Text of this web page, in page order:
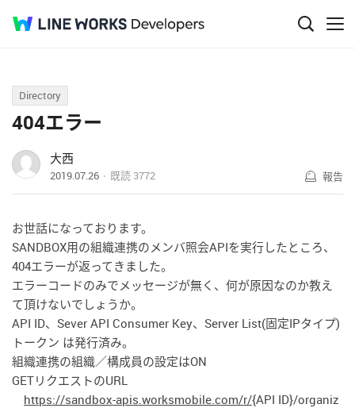
Q&A
Directory
404エラー
大西
2019.07.26 既読 3772 報告
お世話になっております。
SANDBOX用の組織連携のメンバ照会APIを実行したところ、
404エラーが返ってきました。
エラーコードのみでメッセージが無く、何が原因なのか教え
て頂けないでしょうか。
API ID、 Sever API Consumer Key、Server List(固定IPタイプ)
トークン は発行済み。
組織連携の組織／構成員の設定はON
GETリクエストのURL
https://sandbox-apis.worksmobile.com/r/{API ID}/organiz